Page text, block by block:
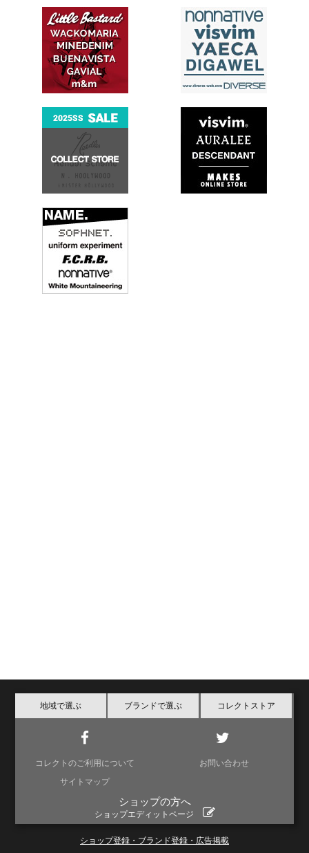
地域で選ぶ ブランドで選ぶ コレクトストア
コレクトのご利用について
お問い合わせ
サイトマップ
ショップの方へ
ショップエディットページ
ショップ登録・ブランド登録・広告掲載